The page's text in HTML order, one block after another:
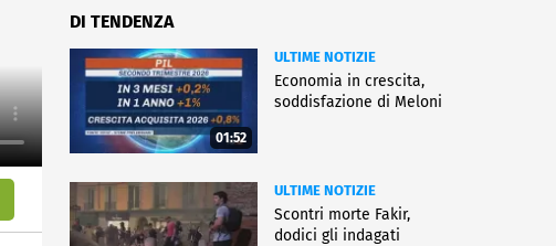
DI TENDENZA
01:52
ULTIME NOTIZIE
Economia in crescita,
soddisfazione di Meloni
ULTIME NOTIZIE
Scontri morte Fakir,
dodici gli indagati